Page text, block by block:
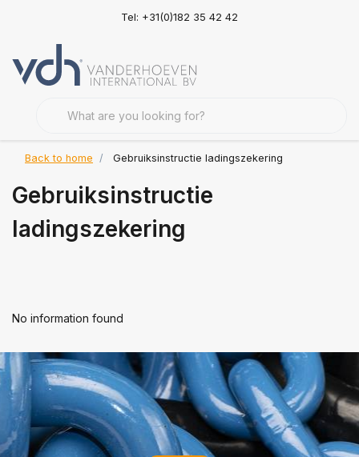
Tel: +31(0)182 35 42 42
Back to home Gebruiksinstructie ladingszekering
Gebruiksinstructie
ladingszekering
No information found